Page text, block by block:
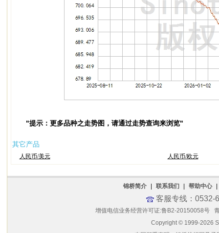
"提示：更多品种之走势图，请通过走势查询来浏览"
其它产品
人民币/美元 人民币/欧元
锦桥简介 联系我们 帮助中心
客服专线：
增值电信业务经营许可证:鲁B2-20150058号
Copyright © 1999-2026